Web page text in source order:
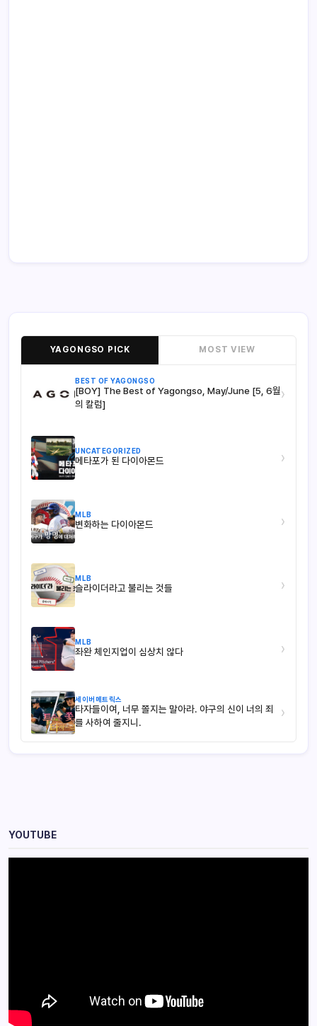
YAGONGSO PICK MOST VIEW
BEST OF YAGONGSO
[BOY] The Best of Yagongso, May/June [5, 6월
의 칼럼]
›
UNCATEGORIZED
메타포가 된 다이아몬드 ›
MLB
변화하는 다이아몬드 ›
MLB
슬라이더라고 불리는 것들 ›
MLB
좌완 체인지업이 심상치 않다 ›
세이버메트릭스
타자들이여, 너무 쫄지는 말아라. 야구의 신이 너의 죄
를 사하여 줄지니.
›
YOUTUBE